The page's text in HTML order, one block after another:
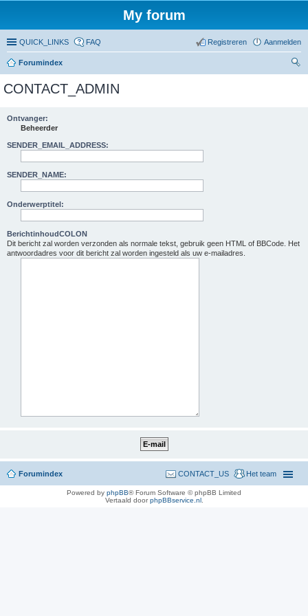
My forum
QUICK_LINKS FAQ Aanmelden
Registreren
Forumindex
CONTACT_ADMIN
Ontvanger:
Beheerder
SENDER_EMAIL_ADDRESS:
SENDER_NAME:
Onderwerptitel:
BerichtinhoudCOLON
Dit bericht zal worden verzonden als normale tekst, gebruik geen HTML of BBCode. Het
antwoordadres voor dit bericht zal worden ingesteld als uw e-mailadres.
Forumindex Het team
CONTACT_US
Powered by phpBB® Forum Software © phpBB Limited
Vertaald doorphpBBservice.nl.